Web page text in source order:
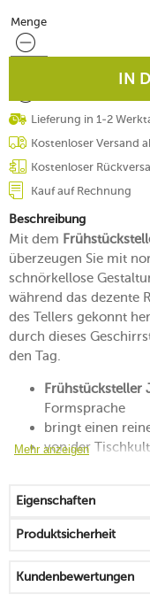
Menge
Menge
IN
Lieferung in 1-2
Kostenloser Versand
Kostenloser
Kauf auf Rechnung
Beschreibung
Mit dem
überzeugen Sie mit
schnörkellose
während das dezente
des Tellers gekonnt
durch dieses
den Tag.
Frühstücksteller
Formsprache
bringt einen
von der
hergestellt aus
griffig, stapelbar
Made in Germany
Mehr anzeigen
Eigenschaften
Produktsicherheit
Kundenbewertungen